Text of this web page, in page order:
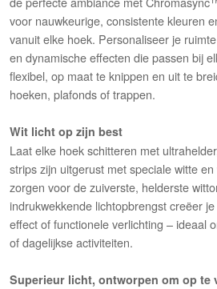
voor nauwkeurige, consistente kleuren
vanuit elke hoek. Personaliseer je
en dynamische effecten die passen bij
flexibel, op maat te knippen en uit te
hoeken, plafonds of trappen.
Wit licht op zijn best
Laat elke hoek schitteren met
strips zijn uitgerust met speciale witte en
zorgen voor de zuiverste, helderste
indrukwekkende lichtopbrengst creëer
effect of functionele verlichting – ideaal
of dagelijkse activiteiten.
Superieur licht, ontworpen om op te